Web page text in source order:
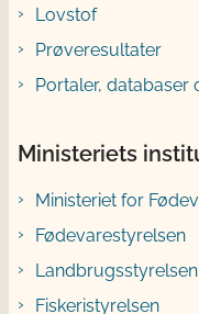
Lovstof
Prøveresultater
Portaler, databaser
Ministeriets
Ministeriet for
Fødevarestyrelsen
Landbrugsstyrelsen
Fiskeristyrelsen